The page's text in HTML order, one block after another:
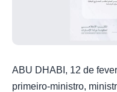
ABU DHABI, 12 de
primeiro-ministro,